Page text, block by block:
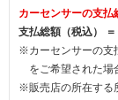
カーセンサーの支
支払総額（税込）
※カーセンサーの支
をご希望された場
※販売店の所在する